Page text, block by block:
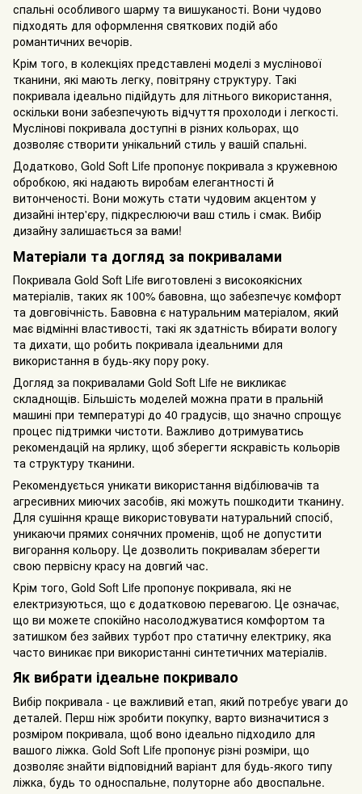
спальні особливого шарму та вишуканості. Вони чудово
підходять для оформлення святкових подій або
романтичних вечорів.
Крім того, в колекціях представлені моделі з муслінової
тканини, які мають легку, повітряну структуру. Такі
покривала ідеально підійдуть для літнього використання,
оскільки вони забезпечують відчуття прохолоди і легкості.
Муслінові покривала доступні в різних кольорах, що
дозволяє створити унікальний стиль у вашій спальні.
Додатково, Gold Soft Life пропонує покривала з кружевною
обробкою, які надають виробам елегантності й
витонченості. Вони можуть стати чудовим акцентом у
дизайні інтер'єру, підкреслюючи ваш стиль і смак. Вибір
дизайну залишається за вами!
Матеріали та догляд за покривалами
Покривала Gold Soft Life виготовлені з високоякісних
матеріалів, таких як 100% бавовна, що забезпечує комфорт
та довговічність. Бавовна є натуральним матеріалом, який
має відмінні властивості, такі як здатність вбирати вологу
та дихати, що робить покривала ідеальними для
використання в будь-яку пору року.
Догляд за покривалами Gold Soft Life не викликає
складнощів. Більшість моделей можна прати в пральній
машині при температурі до 40 градусів, що значно спрощує
процес підтримки чистоти. Важливо дотримуватись
рекомендацій на ярлику, щоб зберегти яскравість кольорів
та структуру тканини.
Рекомендується уникати використання відбілювачів та
агресивних миючих засобів, які можуть пошкодити тканину.
Для сушіння краще використовувати натуральний спосіб,
уникаючи прямих сонячних променів, щоб не допустити
вигорання кольору. Це дозволить покривалам зберегти
свою первісну красу на довгий час.
Крім того, Gold Soft Life пропонує покривала, які не
електризуються, що є додатковою перевагою. Це означає,
що ви можете спокійно насолоджуватися комфортом та
затишком без зайвих турбот про статичну електрику, яка
часто виникає при використанні синтетичних матеріалів.
Як вибрати ідеальне покривало
Вибір покривала - це важливий етап, який потребує уваги до
деталей. Перш ніж зробити покупку, варто визначитися з
розміром покривала, щоб воно ідеально підходило для
вашого ліжка. Gold Soft Life пропонує різні розміри, що
дозволяє знайти відповідний варіант для будь-якого типу
ліжка, будь то односпальне, полуторне або двоспальне.